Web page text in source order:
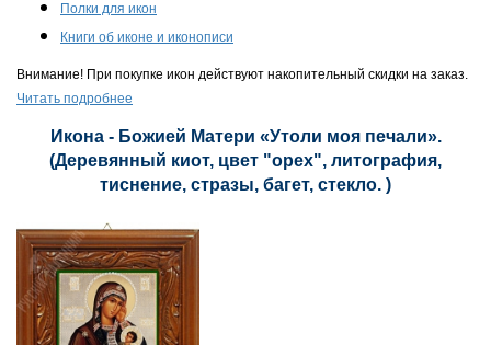
Полки для икон
Книги об иконе и иконописи
Внимание! При покупке икон действуют накопительный скидки на заказ.
Читать подробнее
Икона - Божией Матери «Утоли моя печали».
(Деревянный киот, цвет "орех", литография,
тиснение, стразы, багет, стекло. )